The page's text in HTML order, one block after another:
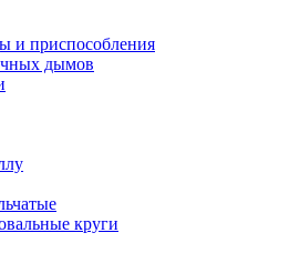
и приспособления
дымов
круги